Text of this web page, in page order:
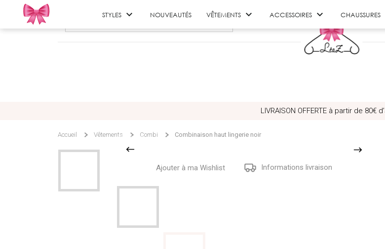
STYLES  NOUVEAUTÉS VÊTEMENTS  ACCESSOIRES  CHAUSSURES
LIVRAISON OFFERTE à partir de 80€
Accueil Vêtements Combi Combinaison haut lingerie noir
Ajouter à ma Wishlist Informations livraison